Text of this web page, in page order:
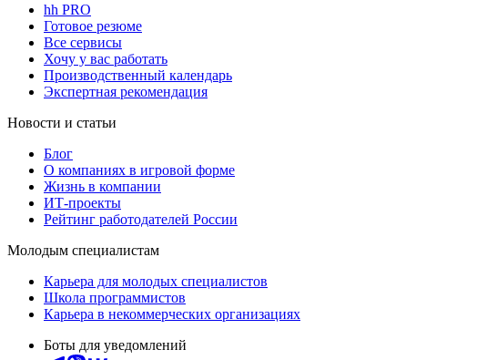
hh PRO
Готовое резюме
Все сервисы
Хочу у вас работать
Производственный календарь
Экспертная рекомендация
Новости и статьи
Блог
О компаниях в игровой форме
Жизнь в компании
ИТ-проекты
Рейтинг работодателей России
Молодым специалистам
Карьера для молодых специалистов
Школа программистов
Карьера в некоммерческих организациях
Боты для уведомлений